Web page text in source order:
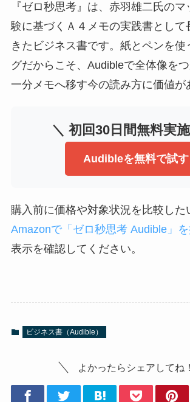
『ゼロ秒思考』は、赤羽雄二氏の
験に基づくＡ４メモの実践書として
きたビジネス書です。紙とペンを使
グだからこそ、Audibleで全体像を
一分メモへ移す今の読み方に価値が
＼ 初回30日間無料実
Audibleを無料で試す
購入前に価格や対象状況を比較した
Amazonで「ゼロ秒思考 Audible」
表示を確認してください。
ビジネス書（Audible）
よかったらシェアしてね！